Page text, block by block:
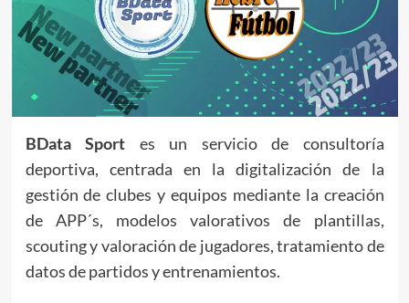
BData Sport es un servicio de consultoría
deportiva, centrada en la digitalización de la
gestión de clubes y equipos mediante la creación
de APP´s, modelos valorativos de plantillas,
scouting y valoración de jugadores, tratamiento de
datos de partidos y entrenamientos.